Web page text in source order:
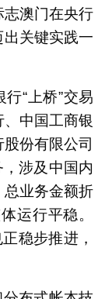
澳门在央行
关键实践一
“上桥”交易
中国工商银
份有限公司
涉及中国内
业务金额折
运行平稳。
稳步推进，